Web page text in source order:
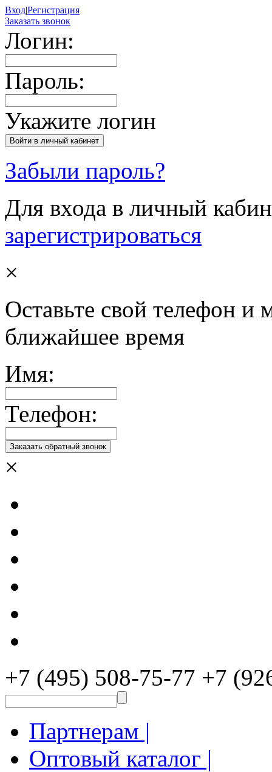
Вход|Регистрация
Заказать звонок
Логин:
Пароль:
Укажите логин
Забыли пароль?
Для входа в личный
зарегистрироваться
×
Оставьте свой телефон и
ближайшее время
Имя:
Телефон:
×
+7 (495) 508-75-77 +7
Партнерам |
Оптовый каталог |